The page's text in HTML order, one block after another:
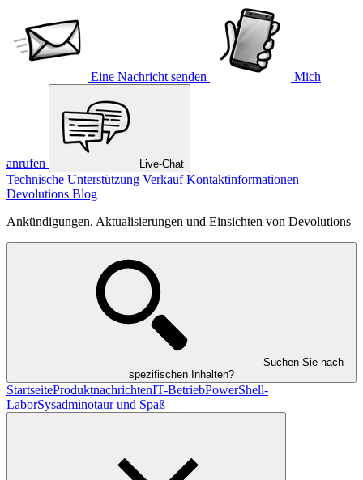
Eine Nachricht senden Mich
anrufen Live-Chat
Technische Unterstützung Verkauf Kontaktinformationen
Devolutions Blog
Ankündigungen, Aktualisierungen und Einsichten von Devolutions
Suchen Sie nach
spezifischen Inhalten?
StartseiteProduktnachrichtenIT-BetriebPowerShell-
LaborSysadminotaur und Spaß